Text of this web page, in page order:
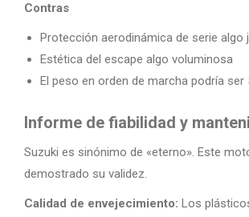
Contras
Protección aerodinámica de serie algo
Estética del escape algo voluminosa
El peso en orden de marcha podría ser
Informe de fiabilidad y
Suzuki es sinónimo de «eterno». Este
demostrado su validez.
Calidad de envejecimiento: Los